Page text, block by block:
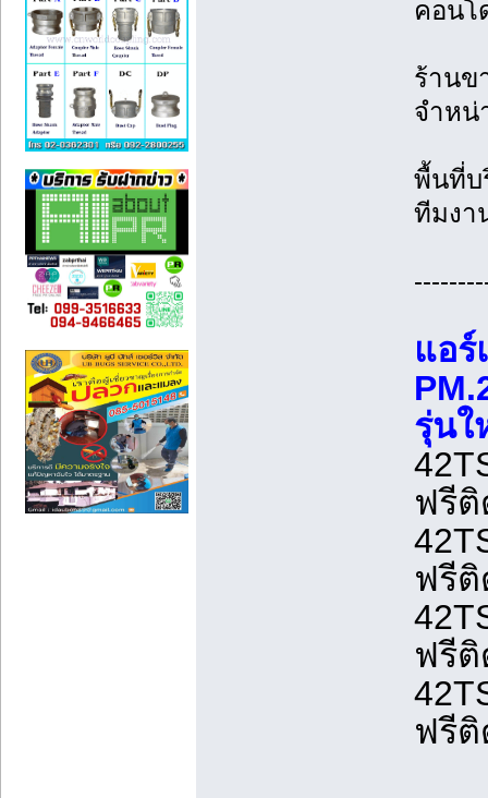
คอนโ
ร้านข
จำหน่
พื้นที่บ
ทีมงา
แอ
รุ่นใ
ฟรีติ
ฟรีติ
ฟรีติ
ฟรีติ